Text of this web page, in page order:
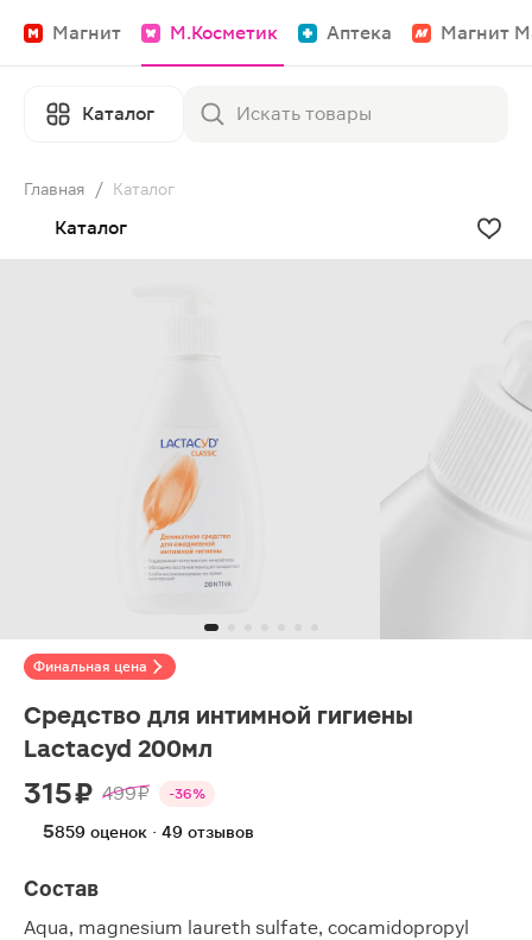
Магнит М.Косметик Аптека Магнит
Каталог
Главная / Каталог
Каталог
Финальная цена
Средство для интимной гигиены
Lactacyd 200мл
315 ₽ 499 ₽ -36%
5859 оценок · 49 отзывов
Состав
Aqua, magnesium laureth sulfate, cocamidopropyl